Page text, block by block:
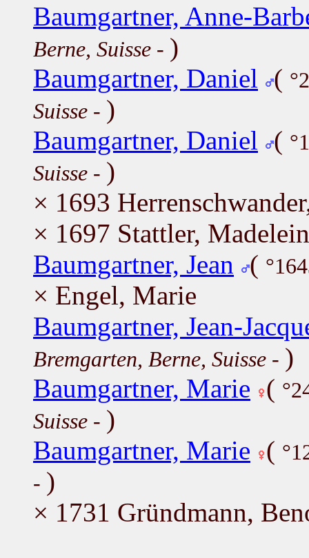
Baumgartner, Anne-
Berne, Suisse - )
Baumgartner, Daniel
(
Suisse - )
Baumgartner, Daniel
(
Suisse - )
× 1693
× 1697 Stattler,
Baumgartner, Jean
(
× Engel, Marie
Baumgartner, Jean-
Bremgarten, Berne, Suisse - )
Baumgartner, Marie (
Suisse - )
Baumgartner, Marie (
- )
× 1731 Gründmann,